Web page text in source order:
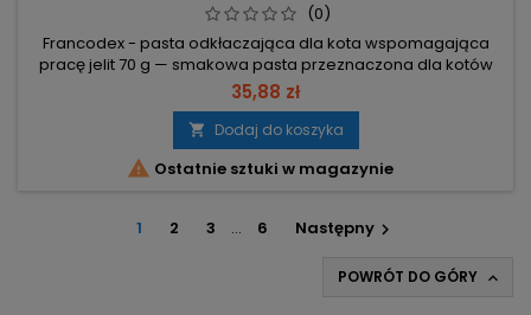
(0)
Francodex - pasta odkłaczająca dla kota wspomagająca
pracę jelit 70 g — smakowa pasta przeznaczona dla kotów
powyżej 6. miesiąca życia, pomaga zapobiegać i usuwać
kule włosowe. 70 g opakowanie – ilość do stosowania
profilaktycznego i krótkich kuracji. Dawkowanie: 6–13 mm
tygodniowo (profilaktyka); **13 mm**/dzień przez 3 dni
(kocięta), **25 mm**/dzień...
35,88 zł
 Dodaj do koszyka
 Ostatnie sztuki w magazynie
1 2 3 … 6 Następny
POWRÓT DO GÓRY 